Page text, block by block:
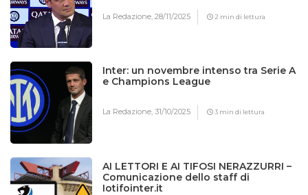
La Redazione,28/11/2025 2 min di lettura
Inter: un novembre intenso tra Serie A
e Champions League
La Redazione,31/10/2025 3 min di lettura
AI LETTORI E AI TIFOSI NERAZZURRI –
Comunicazione dello staff di
Iotifointer.it